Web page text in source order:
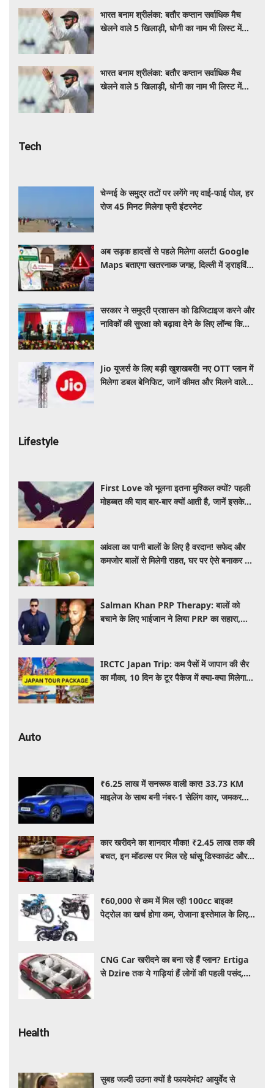
भारत बनाम श्रीलंका: बतौर कप्तान सर्वाधिक मैच
खेलने वाले 5 खिलाड़ी, धोनी का नाम भी लिस्ट में
भारत बनाम श्रीलंका: बतौर कप्तान सर्वाधिक मैच
खेलने वाले 5 खिलाड़ी, धोनी का नाम भी लिस्ट में
Tech
चेन्नई के समुद्र तटों पर लगेंगे नए वाई-फाई पोल, हर
रोज 45 मिनट मिलेगा फ्री इंटरनेट
अब सड़क हादसों से पहले मिलेगा अलर्ट! Google
Maps बताएगा खतरनाक जगह, दिल्ली में ड्राइविंग
सरकार ने समुद्री प्रशासन को डिजिटाइज करने और
नाविकों की सुरक्षा को बढ़ावा देने के लिए लॉन्च किया
Jio यूजर्स के लिए बड़ी खुशखबरी! नए OTT प्लान में
मिलेगा डबल बेनिफिट, जानें कीमत और मिलने वाले
Lifestyle
First Love को भूलना इतना मुश्किल क्यों? पहली
मोहब्बत की याद बार-बार क्यों आती है, जानें इसके
आंवला का पानी बालों के लिए है वरदान! सफेद और
कमजोर बालों से मिलेगी राहत, घर पर ऐसे बनाकर करें
Salman Khan PRP Therapy: बालों को
बचाने के लिए भाईजान ने लिया PRP का सहारा,
IRCTC Japan Trip: कम पैसों में जापान की सैर
का मौका, 10 दिन के टूर पैकेज में क्या-क्या मिलेगा?
Auto
₹6.25 लाख में सनरूफ वाली कार! 33.73 KM
माइलेज के साथ बनी नंबर-1 सेलिंग कार, जमकर
कार खरीदने का शानदार मौका! ₹2.45 लाख तक की
बचत, इन मॉडल्स पर मिल रहे धांसू डिस्काउंट और
₹60,000 से कम में मिल रही 100cc बाइक!
पेट्रोल का खर्च होगा कम, रोजाना इस्तेमाल के लिए है
CNG Car खरीदने का बना रहे हैं प्लान? Ertiga
से Dzire तक ये गाड़ियां हैं लोगों की पहली पसंद,
Health
सुबह जल्दी उठना क्यों है फायदेमंद? आयुर्वेद से